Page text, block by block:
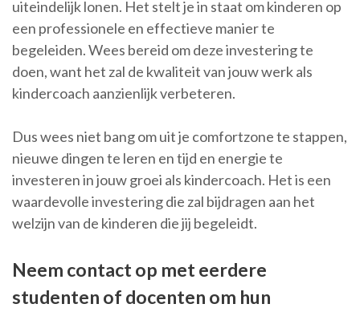
uiteindelijk lonen. Het stelt je in staat om kinderen op
een professionele en effectieve manier te
begeleiden. Wees bereid om deze investering te
doen, want het zal de kwaliteit van jouw werk als
kindercoach aanzienlijk verbeteren.
Dus wees niet bang om uit je comfortzone te stappen,
nieuwe dingen te leren en tijd en energie te
investeren in jouw groei als kindercoach. Het is een
waardevolle investering die zal bijdragen aan het
welzijn van de kinderen die jij begeleidt.
Neem contact op met eerdere
studenten of docenten om hun